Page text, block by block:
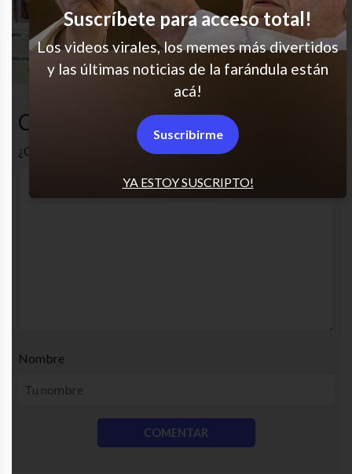
Jajaja hermoso
Comentarios
¿Cuál es tu opinión? Comenta!
Nombre
YA ESTOY SUSCRIPTO!
Suscríbete para acceso total!
Los videos virales, los memes más divertidos
y las últimas noticias de la farándula están
acá!
Suscribirme